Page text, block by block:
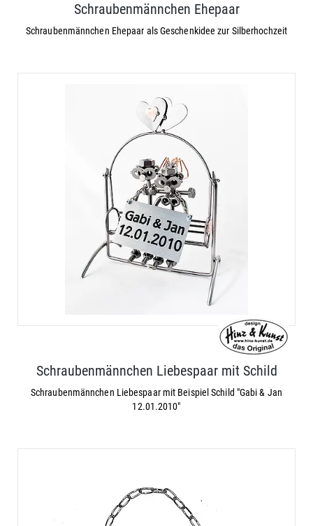
Schraubenmännchen Ehepaar
Schraubenmännchen Ehepaar als Geschenkidee zur Silberhochzeit
Schraubenmännchen Liebespaar mit Schild
Schraubenmännchen Liebespaar mit Beispiel Schild "Gabi & Jan
12.01.2010"